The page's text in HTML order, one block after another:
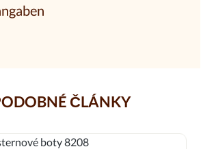
ČLÁNKY